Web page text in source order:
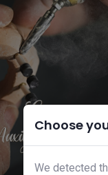
Choose
We detected